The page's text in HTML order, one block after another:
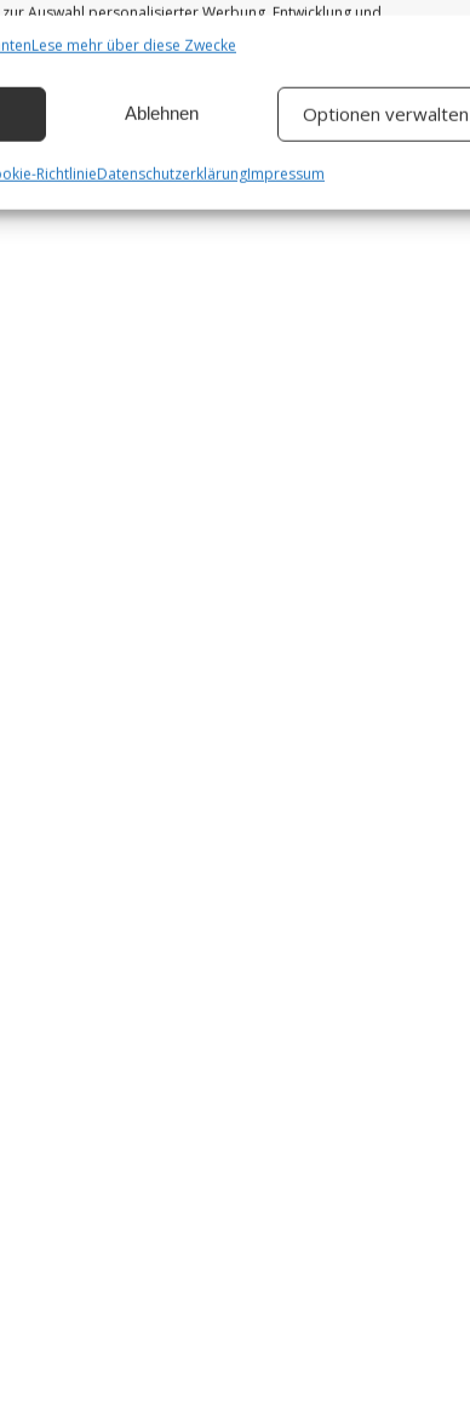
Auswahl personalisierter Werbung, Entwicklung und
Immer aktiv
von Daten aus unterschiedlichen Quellen,
Lese mehr über diese Zwecke
Ablehnen Optionen verwalten
RichtlinieDatenschutzerklärungImpressum